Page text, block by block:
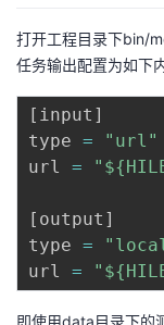
打开工程目录下bin/
任务输出配置为如下内
[ input ]
type =
"url"
url =
[ output ]
type =
url =
即使用data目录下的